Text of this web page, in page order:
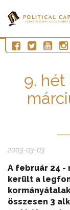
9. hét
2003-03-03
A február 24 -
került a
összesen 3